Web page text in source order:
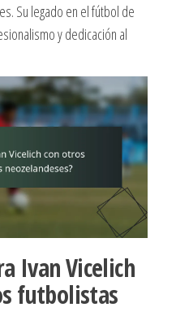
Su legado en el fútbol de
y dedicación al
Ivan Vicelich
futbolistas